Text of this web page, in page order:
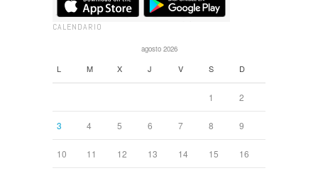
CALENDARIO
agosto 2026
L M X J V S D
1 2
3 4 5 6 7 8 9
10 11 12 13 14 15 16